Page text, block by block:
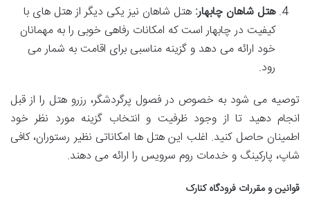
هتل شاهان چابهار: هتل شاهان نیز یکی دیگر از هتل های با
کیفیت در چابهار است که امکانات رفاهی خوبی را به مهمانان
خود ارائه می دهد و گزینه مناسبی برای اقامت به شمار می
رود.
توصیه می شود به خصوص در فصول پرگردشگر، رزرو هتل را از قبل
انجام دهید تا از وجود ظرفیت و انتخاب گزینه مورد نظر خود
اطمینان حاصل کنید. اغلب این هتل ها امکاناتی نظیر رستوران، کافی
شاپ، پارکینگ و خدمات روم سرویس را ارائه می دهند.
قوانین و مقررات فرودگاه کنارک